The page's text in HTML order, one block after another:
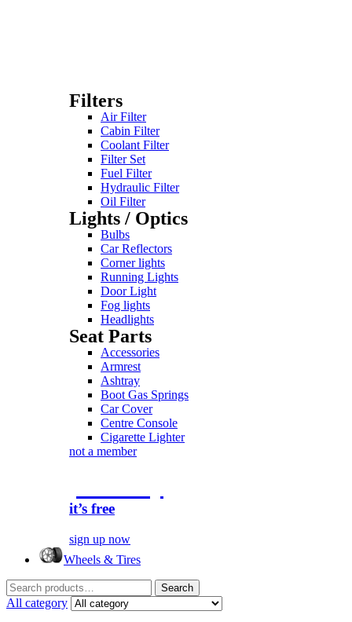
Filters
Air Filter
Cabin Filter
Coolant Filter
Filter Set
Fuel Filter
Hydraulic Filter
Oil Filter
Lights / Optics
Bulbs
Car Reflectors
Corner lights
Running Lights
Door Light
Fog lights
Headlights
Seat Parts
Accessories
Armrest
Ashtray
Boot Gas Springs
Car Cover
Centre Console
Cigarette Lighter
not a member
it’s free
sign up now
Wheels & Tires
Search
for:
Search
All category